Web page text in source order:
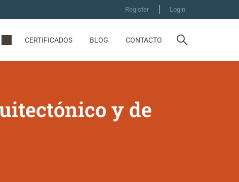
Register Login
CERTIFICADOS BLOG CONTACTO
y de